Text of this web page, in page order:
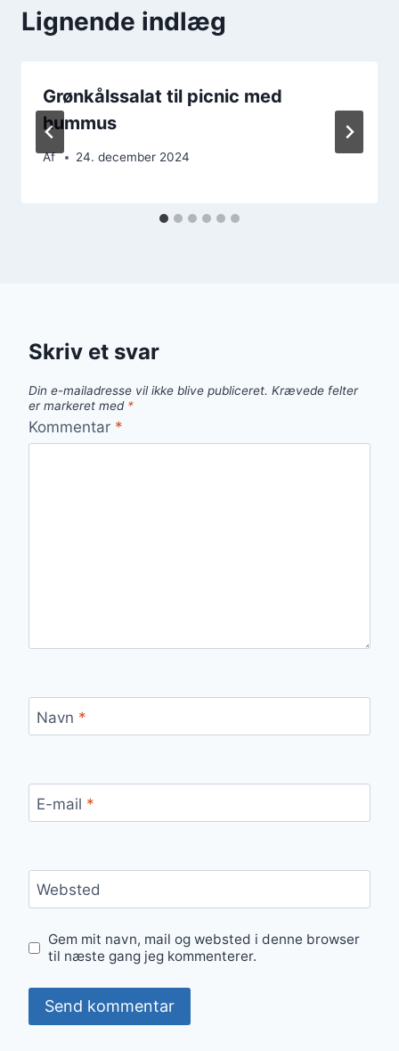
Lignende indlæg
Grønkålssalat til picnic med
hummus
Af 24. december 2024
Skriv et svar
Din e-mailadresse vil ikke blive publiceret. Krævede felter
er markeret med *
Kommentar *
Navn *
E-mail *
Websted
Gem mit navn, mail og websted i denne browser
til næste gang jeg kommenterer.